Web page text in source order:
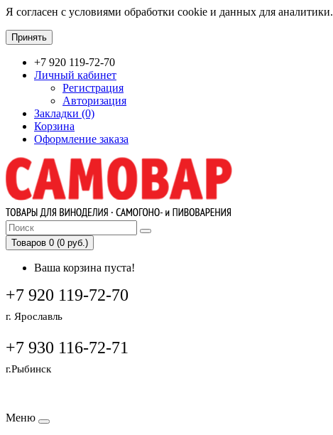
Я согласен с условиями обработки cookie и данных для аналитики.
Принять
+7 920 119-72-70
Личный кабинет
Регистрация
Авторизация
Закладки (0)
Корзина
Оформление заказа
Товаров 0 (0 руб.)
Ваша корзина пуста!
+7 920 119-72-70
г. Ярославль
+7 930 116-72-71
г.Рыбинск
Меню